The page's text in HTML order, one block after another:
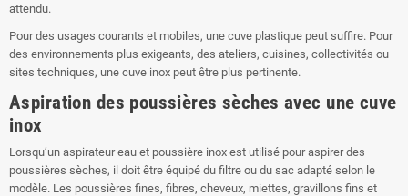
attendu.
Pour des usages courants et mobiles, une cuve plastique peut suffire. Pour
des environnements plus exigeants, des ateliers, cuisines, collectivités ou
sites techniques, une cuve inox peut être plus pertinente.
Aspiration des poussières sèches avec une cuve
inox
Lorsqu’un aspirateur eau et poussière inox est utilisé pour aspirer des
poussières sèches, il doit être équipé du filtre ou du sac adapté selon le
modèle. Les poussières fines, fibres, cheveux, miettes, gravillons fins et